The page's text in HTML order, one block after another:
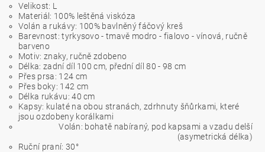
Velikost: L
Materiál: 100% leštěná viskóza
Volán a rukávy: 100% bavlněný fáčový kreš
Barevnost: tyrkysovo - tmavě modro - fialovo - vínová, ručně
barveno
Motiv: znaky, ručně zdobeno
Délka: zadní díl 100 cm, přední díl 80 - 98 cm
Přes prsa: 124 cm
Přes boky: 142 cm
Délka rukávu: 40 cm
Kapsy: kulaté na obou stranách, zdrhnuty šňůrkami, které
jsou ozdobeny korálkami
Volán: bohatě nabíraný, pod kapsami a vzadu delší
(asymetrická délka)
Ruční praní: 30°